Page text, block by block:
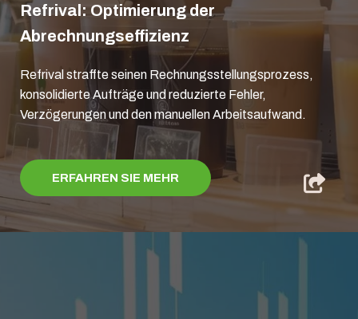
Refrival: Optimierung der
Abrechnungseffizienz
Refrival straffte seinen Rechnungsstellungsprozess,
konsolidierte Aufträge und reduzierte Fehler,
Verzögerungen und den manuellen Arbeitsaufwand.
ERFAHREN SIE MEHR